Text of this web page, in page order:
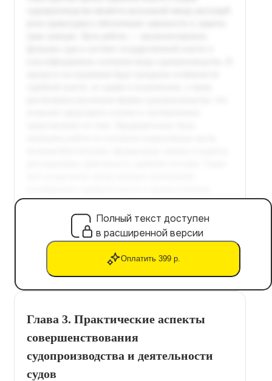
Полный текст доступен
в расширенной версии
Оплатить 399 р.
Глава 3. Практические аспекты
совершенствования
судопроизводства и деятельности
судов